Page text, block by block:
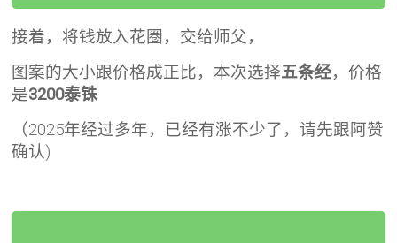
接着，将钱放入花圈，交给师父，
图案的大小跟价格成正比，本次选择五条经，价格
是3200泰铢
（2025年经过多年，已经有涨不少了，请先跟阿赞
确认)